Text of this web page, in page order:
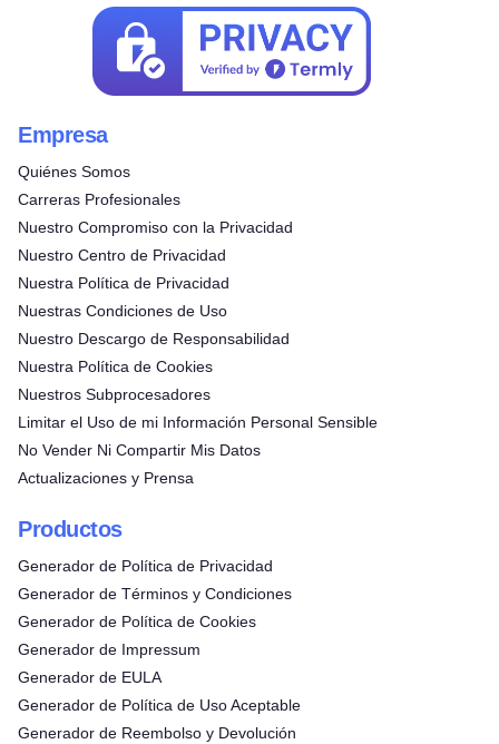
Empresa
Quiénes Somos
Carreras Profesionales
Nuestro Compromiso con la Privacidad
Nuestro Centro de Privacidad
Nuestra Política de Privacidad
Nuestras Condiciones de Uso
Nuestro Descargo de Responsabilidad
Nuestra Política de Cookies
Nuestros Subprocesadores
Limitar el Uso de mi Información Personal Sensible
No Vender Ni Compartir Mis Datos
Actualizaciones y Prensa
Productos
Generador de Política de Privacidad
Generador de Términos y Condiciones
Generador de Política de Cookies
Generador de Impressum
Generador de EULA
Generador de Política de Uso Aceptable
Generador de Reembolso y Devolución